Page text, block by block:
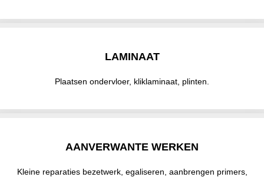
LAMINAAT
Plaatsen ondervloer, kliklaminaat, plinten.
AANVERWANTE WERKEN
Kleine reparaties bezetwerk, egaliseren, aanbrengen primers,